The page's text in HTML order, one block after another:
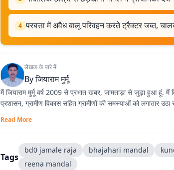
4 परबत्ता में अवैध बालू परिवहन करते ट्रैक्टर जब्त,
लेखक के बारे में
Byजियाराम मुर्मू
मैं जियाराम मुर्मू वर्ष 2009 से प्रभात खबर, जामताड़ा से जुड़ा हुआ हूं. मैं
प्रशासन, ग्रामीण विकास सहित ग्रामीणों की समस्याओं को लगातार उठा
Read More
Tags
bd0 jamale raja bhajahari mandal
reena mandal